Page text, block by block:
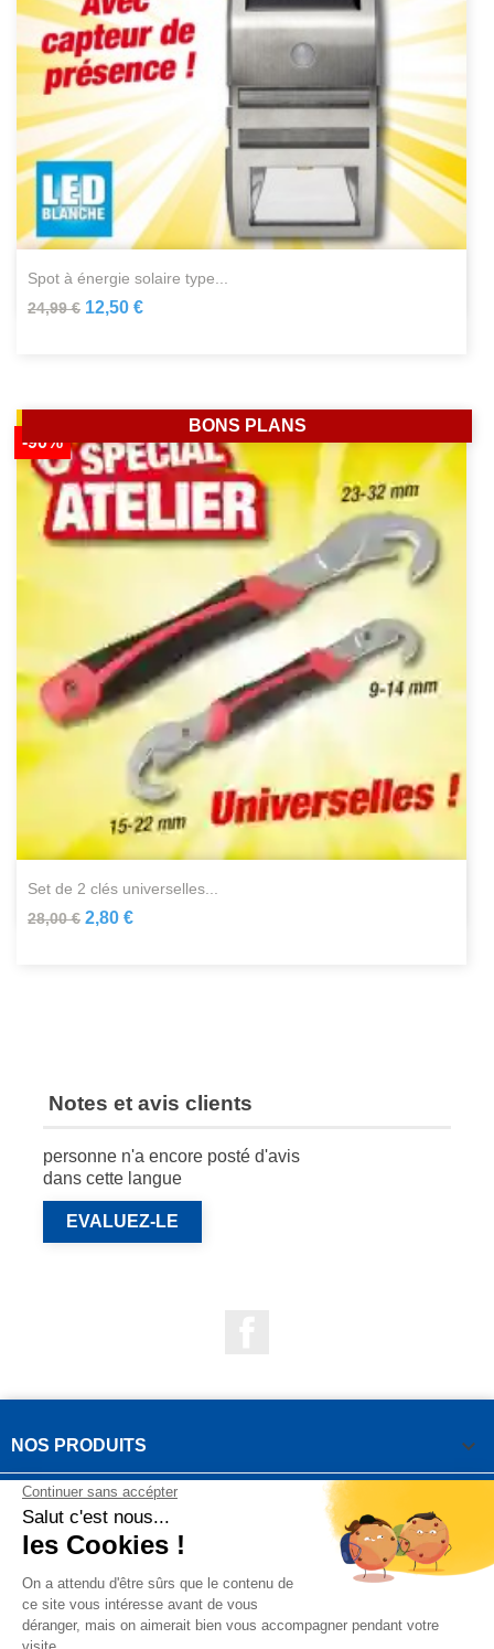
spot à énergie solaire type...
24,99 € 12,50 €
set de 2 clés universelles...
28,00 €
-90%
2,80 €
BONS PLANS
Notes et avis clients
personne n'a encore posté d'avis
dans cette langue
EVALUEZ-LE
NOS PRODUITS 
NOTRE SOCIÉTÉ
VOTRE COMPTE
INFORMATIONS DE LA BOUTIQUE